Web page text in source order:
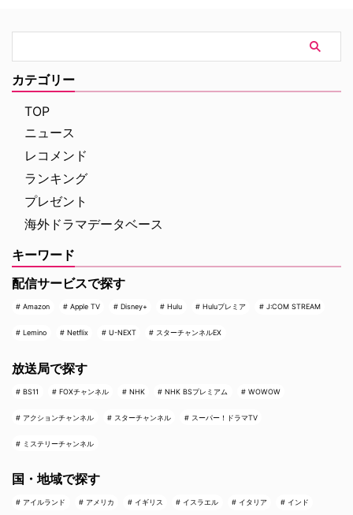
の裏側を明かす特別映像が公開さ
録！ 映画史に残る快挙を達成 ソ
ニー・ピクチャーズ配給、トム・
ホランド演じるピーター・パーカ
ー＝スパイダーマンの新たなる物
ド・ニュー・デイ』が大ヒット …
ンハッタンと周辺の貧困な地区と
な名声を得た …
カテゴリー
TOP
ニュース
レコメンド
ランキング
プレゼント
海外ドラマデータベース
キーワード
配信サービスで探す
Amazon Apple TV Disney+ Hulu Huluプレミア J:COM STREAM
Lemino Netflix U-NEXT スターチャンネルEX
放送局で探す
BS11 FOXチャンネル NHK NHK BSプレミアム WOWOW
アクションチャンネル スターチャンネル スーパー！ドラマTV
ミステリーチャンネル
国・地域で探す
アイルランド アメリカ イギリス イスラエル イタリア インド